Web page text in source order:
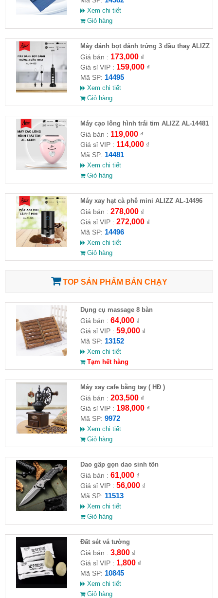
Xem chi tiết
Giỏ hàng
Máy đánh bọt đánh trứng 3 đầu thay ALIZZ
AL-14495
Giá bán : 173,000₫
Giá sỉ VIP : 159,000₫
Mã SP: 14495
Xem chi tiết
Giỏ hàng
Máy cạo lông hình trái tim ALIZZ AL-14481
Giá bán : 119,000₫
Giá sỉ VIP : 114,000₫
Mã SP: 14481
Xem chi tiết
Giỏ hàng
Máy xay hạt cà phê mini ALIZZ AL-14496
Giá bán : 278,000₫
Giá sỉ VIP : 272,000₫
Mã SP: 14496
Xem chi tiết
Giỏ hàng
TOP SẢN PHẨM BÁN CHẠY
Dụng cụ massage 8 bàn
Giá bán : 64,000₫
Giá sỉ VIP : 59,000₫
Mã SP: 13152
Xem chi tiết
Tạm hết hàng
Máy xay cafe bằng tay ( HĐ )
Giá bán : 203,500₫
Giá sỉ VIP : 198,000₫
Mã SP: 9972
Xem chi tiết
Giỏ hàng
Dao gấp gọn dao sinh tồn
Giá bán : 61,000₫
Giá sỉ VIP : 56,000₫
Mã SP: 11513
Xem chi tiết
Giỏ hàng
Đất sét vá tường
Giá bán : 3,800₫
Giá sỉ VIP : 1,800₫
Mã SP: 10845
Xem chi tiết
Giỏ hàng